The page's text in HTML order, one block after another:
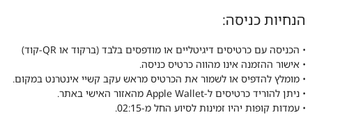
הנחיות כניסה:
• הכניסה עם כרטיסים דיגיטליים או מודפסים בלבד (ברקוד או QR-קוד)
• אישור ההזמנה אינו מהווה כרטיס כניסה.
• מומלץ להדפיס או לשמור את הכרטיס מראש עקב קשיי אינטרנט במקום.
• ניתן להוריד כרטיסים ל-Apple Wallet מהאזור האישי באתר.
• עמדות קופות יהיו זמינות לסיוע החל מ-02:15.